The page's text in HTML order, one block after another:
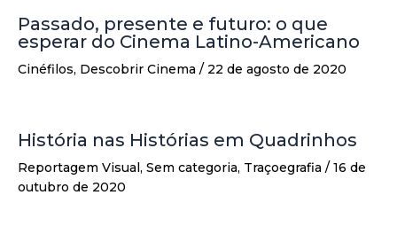
Passado, presente e futuro: o que
esperar do Cinema Latino-Americano
Cinéfilos, Descobrir Cinema / 22 de agosto de 2020
História nas Histórias em Quadrinhos
Reportagem Visual, Sem categoria, Traçoegrafia / 16 de
outubro de 2020